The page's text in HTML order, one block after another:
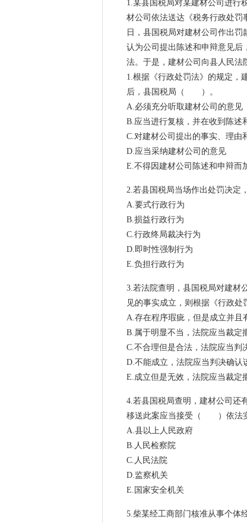
1.某县国税局对某建材公司进行
材公司依法送达《税务行政处罚
日，县国税局对建材公司作出罚
认为公司提出陈述和申辩意见后
法。于是，建材公司向县人民法
1.根据《行政处罚法》的规定，
后，县国税局（ ）。
A.必须充分听取建材公司的意见
B.应当进行复核，并在收到陈述
C.对建材公司提出的事实、理由
D.应当采纳建材公司的意见
E.不得因建材公司陈述和申辩而
2.若县国税局当场作出处罚决
A.要式行政行为
B.损益行政行为
C.行政终局裁决行为
D.即时性强制行为
E.负担行政行为
3.若法院查明，县国税局对建材
见的事实成立，则根据《行政
A.存在程序瑕疵，但是成立并且
B.属于明显不当，法院应当裁定
C.不合理但是合法，法院应当判
D.不能成立，法院应当判决确认
E.成立但是无效，法院应当裁定
4.若县国税局查明，建材公司还
移送此案应当接受（ ）依法实
A.县以上人民政府
B.人民检察院
C.人民法院
D.监察机关
E.国家安全机关
5.柴某经工商部门核准从事个体